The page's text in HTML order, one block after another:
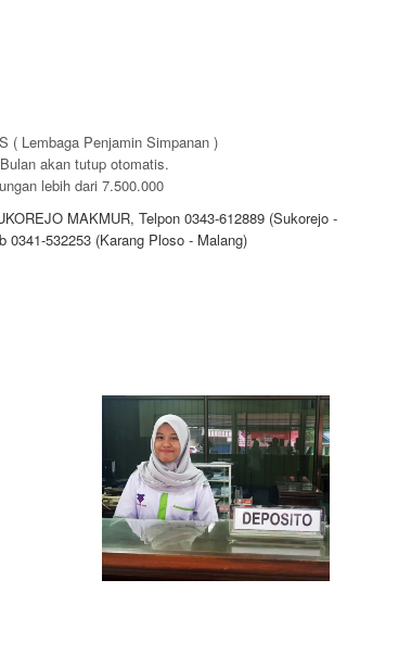
( Lembaga Penjamin Simpanan )
akan tutup otomatis.
lebih dari 7.500.000
MAKMUR, Telpon 0343-612889 (Sukorejo -
0341-532253 (Karang Ploso - Malang)